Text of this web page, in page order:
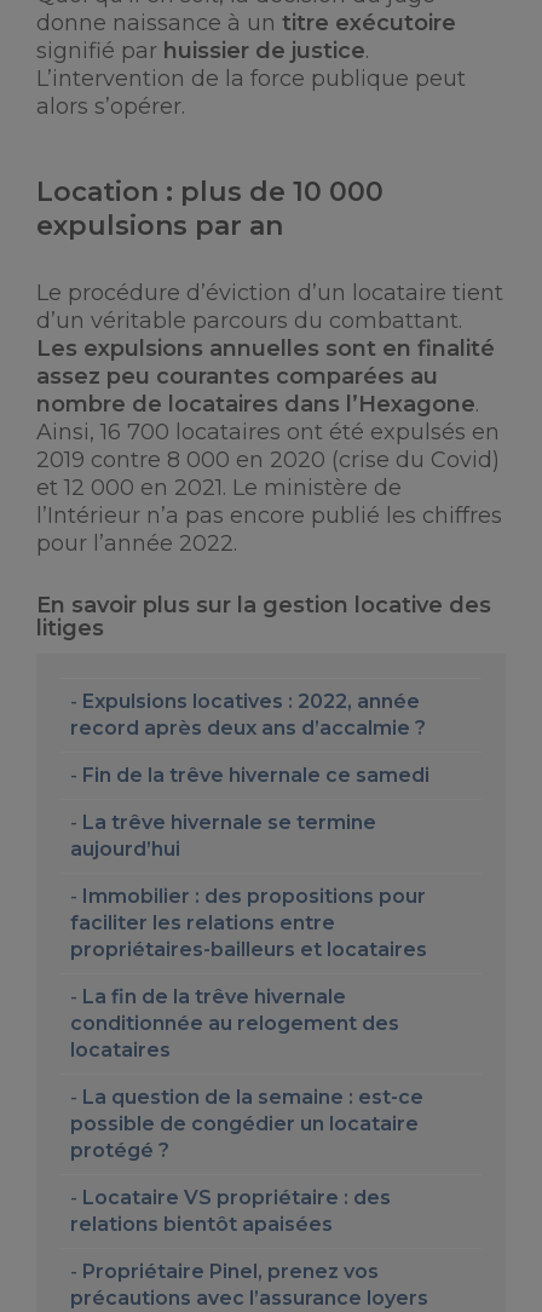
donne naissance à un titre exécutoire
signifié par huissier de justice.
L’intervention de la force publique peut
alors s’opérer.
Location : plus de 10 000
expulsions par an
Le procédure d’éviction d’un locataire tient
d’un véritable parcours du combattant.
Les expulsions annuelles sont en finalité
assez peu courantes comparées au
nombre de locataires dans l’Hexagone.
Ainsi, 16 700 locataires ont été expulsés en
2019 contre 8 000 en 2020 (crise du Covid)
et 12 000 en 2021. Le ministère de
l’Intérieur n’a pas encore publié les chiffres
pour l’année 2022.
En savoir plus sur la gestion locative des
litiges
Expulsions locatives : 2022, année
record après deux ans d’accalmie ?
Fin de la trêve hivernale ce samedi
La trêve hivernale se termine
aujourd’hui
Immobilier : des propositions pour
faciliter les relations entre
propriétaires-bailleurs et locataires
La fin de la trêve hivernale
conditionnée au relogement des
locataires
La question de la semaine : est-ce
possible de congédier un locataire
protégé ?
Locataire VS propriétaire : des
relations bientôt apaisées
Propriétaire Pinel, prenez vos
précautions avec l’assurance loyers